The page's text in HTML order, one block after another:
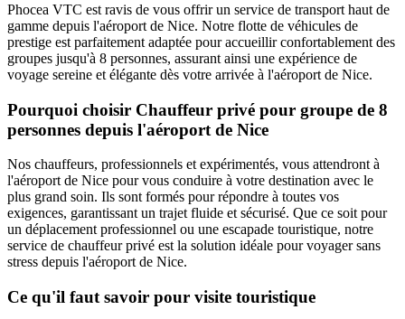
Phocea VTC est ravis de vous offrir un service de transport haut de
gamme depuis l'aéroport de Nice. Notre flotte de véhicules de
prestige est parfaitement adaptée pour accueillir confortablement des
groupes jusqu'à 8 personnes, assurant ainsi une expérience de
voyage sereine et élégante dès votre arrivée à l'aéroport de Nice.
Pourquoi choisir Chauffeur privé pour groupe de 8
personnes depuis l'aéroport de Nice
Nos chauffeurs, professionnels et expérimentés, vous attendront à
l'aéroport de Nice pour vous conduire à votre destination avec le
plus grand soin. Ils sont formés pour répondre à toutes vos
exigences, garantissant un trajet fluide et sécurisé. Que ce soit pour
un déplacement professionnel ou une escapade touristique, notre
service de chauffeur privé est la solution idéale pour voyager sans
stress depuis l'aéroport de Nice.
Ce qu'il faut savoir pour visite touristique